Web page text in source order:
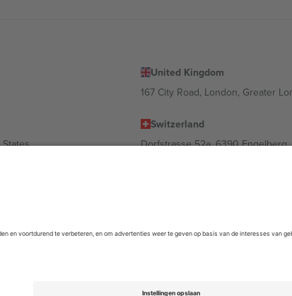
United Kingdom
167 City Road, London, Greater
Switzerland
Dorfstrasse 52a, 6390 Engelberg,
México, CDMX, Mexico
© 2026 Ticombo. Alle rechten voorbehouden.